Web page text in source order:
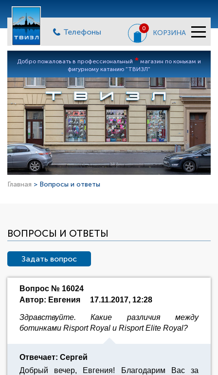
Телефоны 0
КОРЗИНА
Добро пожаловать в профессиональный * магазин по конькам и
фигурному катанию "ТВИЗЛ"
Главная > Вопросы и ответы
ВОПРОСЫ И ОТВЕТЫ
Задать вопрос
Вопрос № 16024
Автор: Евгения
17.11.2017, 12:28
Здравствуйте. Какие различия между
ботинками Risport Royal и Risport Elite Royal?
Отвечает: Сергей
Добрый вечер, Евгения! Благодарим Вас за